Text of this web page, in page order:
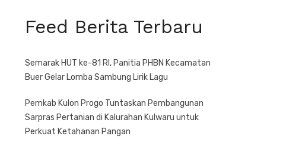
Feed Berita Terbaru
Semarak HUT ke-81 RI, Panitia PHBN Kecamatan
Buer Gelar Lomba Sambung Lirik Lagu
Pemkab Kulon Progo Tuntaskan Pembangunan
Sarpras Pertanian di Kalurahan Kulwaru untuk
Perkuat Ketahanan Pangan